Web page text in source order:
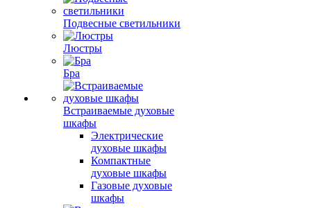
Подвесные светильники
Люстры
Бра
Встраиваемые духовые
шкафы
Электрические
духовые шкафы
Компактные
духовые шкафы
Газовые духовые
шкафы